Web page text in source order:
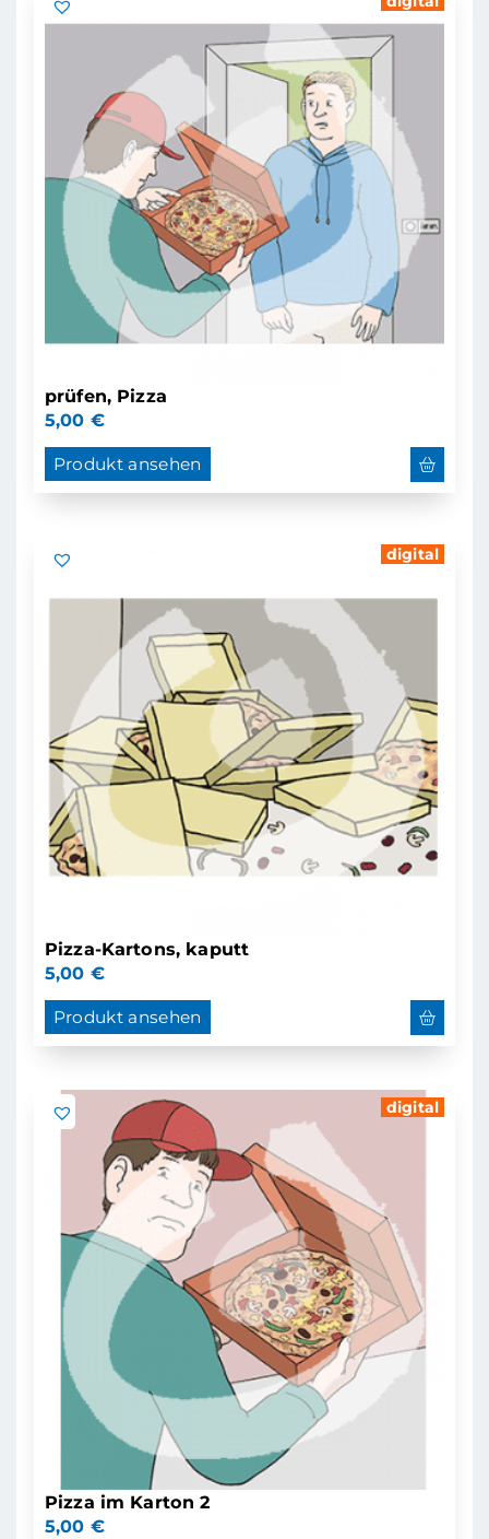
prüfen, Pizza
5,00 €
Produkt ansehen
digital
Pizza-Kartons, kaputt
5,00 €
Produkt ansehen
digital
Pizza im Karton 2
5,00 €